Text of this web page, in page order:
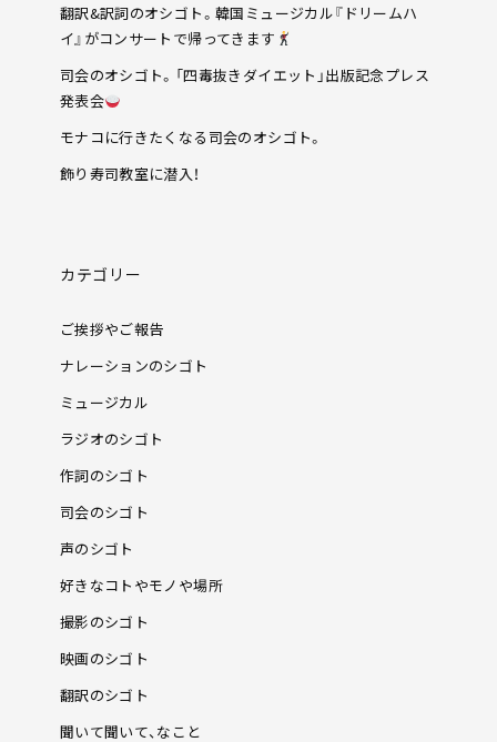
翻訳&訳詞のオシゴト。韓国ミュージカル『ドリームハ
イ』がコンサートで帰ってきます
司会のオシゴト。「四毒抜きダイエット」出版記念プレス
発表会
モナコに行きたくなる司会のオシゴト。
飾り寿司教室に潜入！
カテゴリー
ご挨拶やご報告
ナレーションのシゴト
ミュージカル
ラジオのシゴト
作詞のシゴト
司会のシゴト
声のシゴト
好きなコトやモノや場所
撮影のシゴト
映画のシゴト
翻訳のシゴト
聞いて聞いて、なこと